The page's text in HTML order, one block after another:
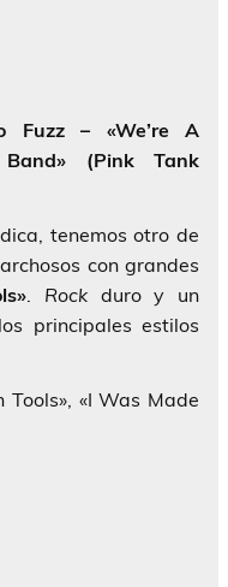
Fuzz – «We’re A
Band» (Pink Tank
tenemos otro de
con grandes
. Rockduro y un
principales estilos
Tools», «I Was Made